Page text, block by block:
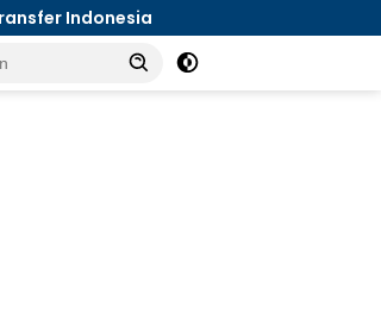
Polsek Tualang Bersama Upika dan